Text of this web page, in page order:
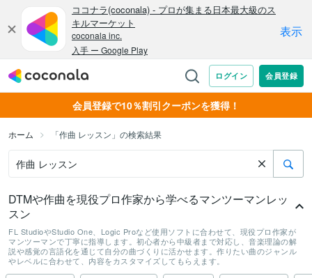
会員登録で10％割引クーポンを獲得！
ホーム 「作曲 レッスン」の検索結果
DTMや作曲を現役プロ作家から学べるマンツーマンレッ
スン
FL StudioやStudio One、Logic Proなど使用ソフトに合わせて、現役プロ作家が
マンツーマンで丁寧に指導します。初心者から中級者まで対応し、音楽理論の解
説や感覚の言語化を通じて自分の曲づくりに活かせます。作りたい曲のジャンル
やレベルに合わせて、内容をカスタマイズしてもらえます。